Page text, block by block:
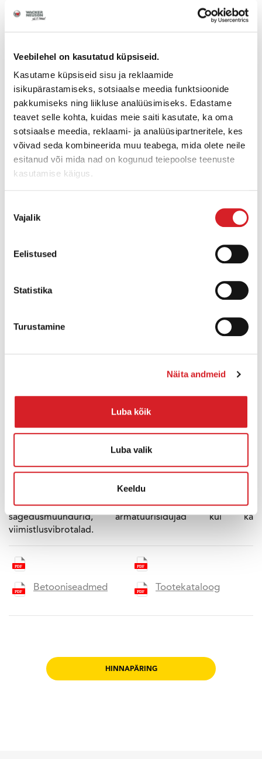
Veebilehel on kasutatud küpsiseid.
Kasutame küpsiseid sisu ja reklaamide
isikupärastamiseks, sotsiaalse meedia funktsioonide
pakkumiseks ning liikluse analüüsimiseks. Edastame
teavet selle kohta, kuidas meie saiti kasutate, ka oma
sotsiaalse meedia, reklaami- ja analüüsipartneritele, kes
võivad seda kombineerida muu teabega, mida olete neile
esitanud või mida nad on kogunud teiepoolse teenuste
kasutamise käigus.
valik
Vajalik
Eelistused
Statistika
Turustamine
Näita andmeid
Luba kõik
Luba valik
Keeldu
Viimistlusvibrotala
Armatuurisidujad
loota.
Alates 1930. aastast oleme arendanud betoontöötlemise
tehnoloogiat. Tänu ülemaailmsele müügi- ja
teenindusvõrgule, kvaliteetsele juhtimisele ja kogenud
spetsialistidele leiame sobiva lahenduse igale projektile.
Wacker Neuson betoonsedmete valikusse kuuluvad nii
sisemised ja välised betoonvibraatorid,
sagedusmuundurid, armatuurisidujad kui ka
viimistlusvibrotalad.
Betooniseadmed Tootekataloog
HINNAPÄRING